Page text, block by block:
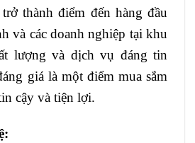
thành điểm đến hàng đầu
và các doanh nghiệp tại khu
lượng và dịch vụ đáng tin
giá là một điểm mua sắm
cậy và tiện lợi.